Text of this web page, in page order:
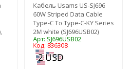
Кабель Usams US-SJ696
60W Striped Data Cable
Type-C To Type-C-KY Series
2M white (SJ696USB02)
Арт: SJ696USB02
Код: 836308